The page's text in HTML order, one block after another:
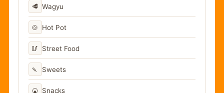
🥩 Wagyu
🍲 Hot Pot
🥢 Street Food
🍡 Sweets
🍘 Snacks